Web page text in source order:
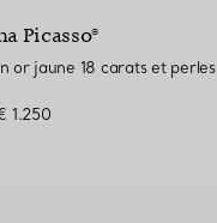
Picasso®
or jaune 18 carats et perles
1.250